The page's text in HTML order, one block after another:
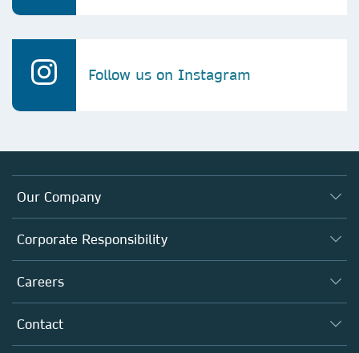
Follow us on Instagram
Our Company
About us
Executive team
Our Communities
Corporate Responsibility
Taking Responsibility
Inclusion
Policies, Reports & Modern Slavery Act
Careers
Why Work Here?
Search our vacancies ↗
Contact